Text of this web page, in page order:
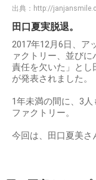
出典： http://
田口夏実脱退。
2017年12月6日、ア
ァクトリー、並び
責任を欠いた」とし
が発表されました。
1年未満の間に、3
ファクトリー。
今回は、田口夏美さ